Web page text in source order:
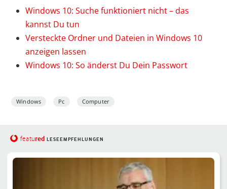
Windows 10: Suche funktioniert nicht – das
kannst Du tun
Versteckte Ordner und Dateien in Windows 10
anzeigen lassen
Windows 10: So änderst Du Dein Passwort
Windows Pc Computer
featured LESEEMPFEHLUNGEN